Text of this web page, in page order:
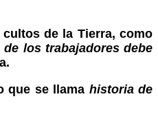
de la Tierra, como
los trabajadores debe
que se llama historia de